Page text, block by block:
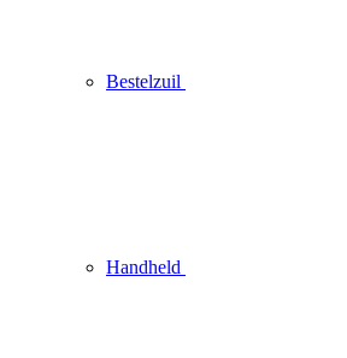
Bestelzuil
Handheld